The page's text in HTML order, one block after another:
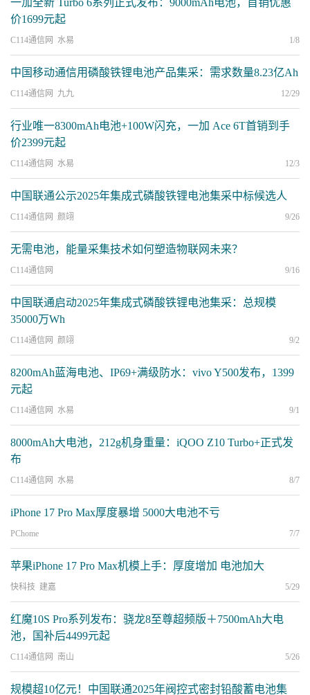
一加全新 Turbo 6系列正式发布：9000mAh电池，首销优惠
价1699元起
C114通信网 水易 1/8
中国移动通信用磷酸铁锂电池产品集采：需求数量8.23亿Ah
C114通信网 九九 12/29
行业唯一8300mAh电池+100W闪充，一加 Ace 6T首销到手
价2399元起
C114通信网 水易 12/3
中国联通公示2025年集成式磷酸铁锂电池集采中标候选人
C114通信网 颜翊 9/26
无需电池，能量采集技术如何塑造物联网未来？
C114通信网 9/16
中国联通启动2025年集成式磷酸铁锂电池集采：总规模
35000万Wh
C114通信网 颜翊 9/2
8200mAh蓝海电池、IP69+满级防水：vivo Y500发布，1399
元起
C114通信网 水易 9/1
8000mAh大电池，212g机身重量：iQOO Z10 Turbo+正式发
布
C114通信网 水易 8/7
iPhone 17 Pro Max厚度暴增 5000大电池不亏
PChome 7/7
苹果iPhone 17 Pro Max机模上手：厚度增加 电池加大
快科技 建嘉 5/29
红魔10S Pro系列发布：骁龙8至尊超频版＋7500mAh大电
池，国补后4499元起
C114通信网 南山 5/26
规模超10亿元！中国联通2025年阀控式密封铅酸蓄电池集